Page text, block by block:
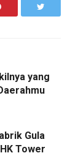
yang
Gula
Tower